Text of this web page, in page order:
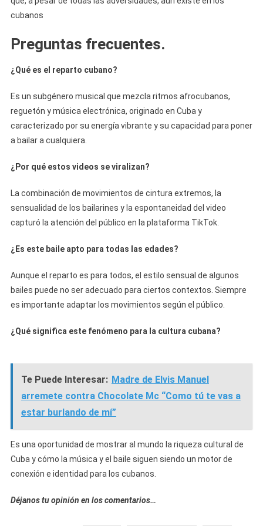
cubanos
Preguntas frecuentes.
¿Qué es el reparto cubano?
Es un subgénero musical que mezcla ritmos afrocubanos,
reguetón y música electrónica, originado en Cuba y
caracterizado por su energía vibrante y su capacidad para poner
a bailar a cualquiera.
¿Por qué estos videos se viralizan?
La combinación de movimientos de cintura extremos, la
sensualidad de los bailarines y la espontaneidad del video
capturó la atención del público en la plataforma TikTok.
¿Es este baile apto para todas las edades?
Aunque el reparto es para todos, el estilo sensual de algunos
bailes puede no ser adecuado para ciertos contextos. Siempre
es importante adaptar los movimientos según el público.
¿Qué significa este fenómeno para la cultura cubana?
Te Puede Interesar: Madre de Elvis Manuel
arremete contra Chocolate Mc “Como tú te vas a
estar burlando de mí”
Es una oportunidad de mostrar al mundo la riqueza cultural de
Cuba y cómo la música y el baile siguen siendo un motor de
conexión e identidad para los cubanos.
Déjanos tu opinión en los comentarios…